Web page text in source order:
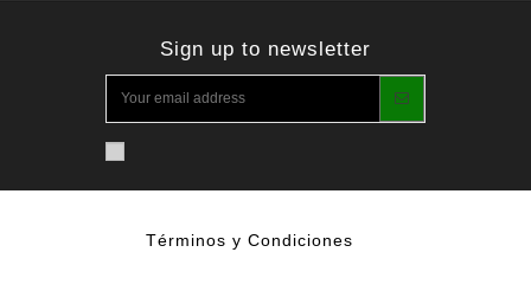
Sign up to newsletter
Términos y Condiciones